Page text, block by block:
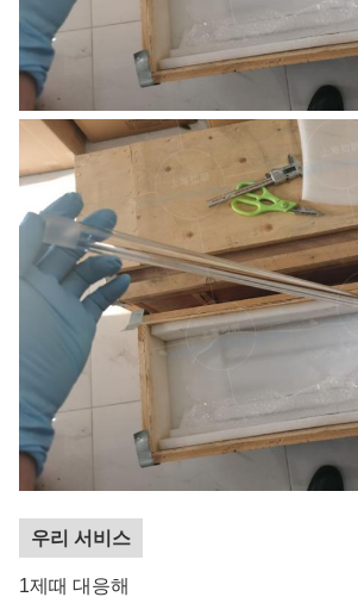
우리 서비스
1제때 대응해